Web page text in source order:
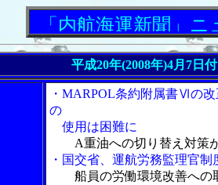
航海運新聞」ニュース
平成20年(2008年)4月7日
・MARPOL条約附属書Ⅵの
の
使用は困難に
A重油への切り替え対策
・国交省、運航労務監理官制
船員の労働環境改善への